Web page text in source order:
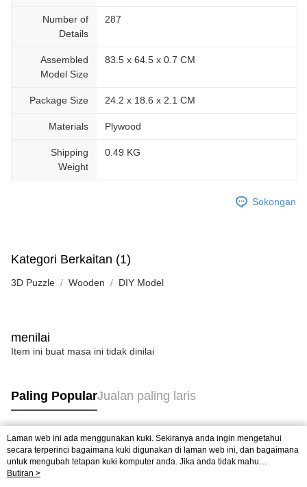
Number of
Details
287
Assembled
Model Size
83.5 x 64.5 x 0.7 CM
Package Size 24.2 x 18.6 x 2.1 CM
Materials Plywood
Shipping
Weight
0.49 KG
Sokongan
Kategori Berkaitan (1)
3D Puzzle Wooden DIY Model
menilai
Item ini buat masa ini tidak dinilai
Paling PopularJualan paling laris
Tag Popular
Jualan paling laris
Laman web ini ada menggunakan kuki. Sekiranya anda ingin mengetahui
secara terperinci bagaimana kuki digunakan di laman web ini, dan bagaimana
untuk mengubah tetapan kuki komputer anda. Jika anda tidak mahu
menggunakan kuki di komputer anda, sila rujuk penerangan mengenai kuki.
Butiran >